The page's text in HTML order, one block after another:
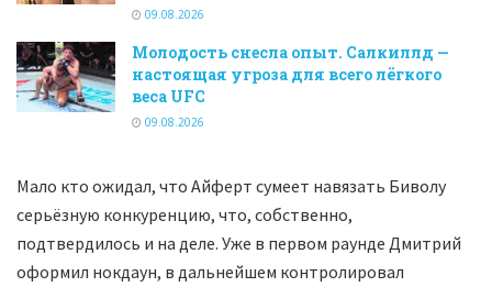
09.08.2026
Молодость снесла опыт. Салкиллд —
настоящая угроза для всего лёгкого
веса UFC
09.08.2026
Мало кто ожидал, что Айферт сумеет навязать Биволу
серьёзную конкуренцию, что, собственно,
подтвердилось и на деле. Уже в первом раунде Дмитрий
оформил нокдаун, в дальнейшем контролировал